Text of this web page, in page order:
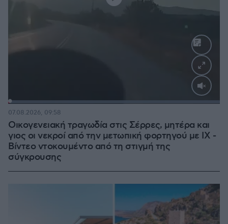
Loaded:
Οικογενειακή τραγωδία στις Σέρρες, μητέρα και
γιος οι νεκροί από την μετωπική φορτηγού με ΙΧ -
Βίντεο ντοκουμέντο από τη στιγμή της
σύγκρουσης
07.08.2026, 09:58